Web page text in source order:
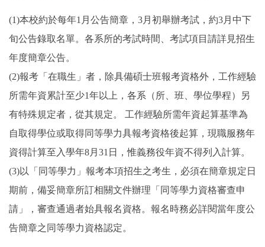
(1)本校約於每年1月公告簡章，3月初舉辦考試，約3月中下
旬公告錄取名單。各系所的考試時間、考試項目請詳見招生
年度簡章公告。
(2)報考「在職生」者，除具備碩士班報考資格外，工作經驗
所需年資累計至少1年以上，各系（所、班、學位學程）另
有特殊規定者，從其規定。 工作經驗所需年資起算基準為
自取得學位或取得同等學力具報考資格後起算，現職服務年
資得計算至入學年8月31日，惟義務役年資不得列入計算。
(3)以「同等學力」報考本項招生之考生，必須在簡章規定日
期前，備妥簡章所訂相關文件辦理「同等學力資格審查申
請」，審查通過者始具報名資格。報名時務必詳閱當年度公
告簡章之同等學力資格認定。